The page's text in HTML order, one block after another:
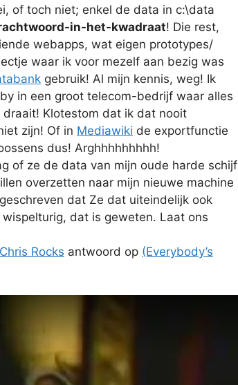
of toch niet; enkel de data in c:\data
in-het-kwadraat! Die rest,
webapps, wat eigen prototypes/
waar ik voor mezelf aan bezig was
gebruik! Al mijn kennis, weg! Ik
in een groot telecom-bedrijf waar alles
Klotestom dat ik dat nooit
zijn! Of in Mediawiki de exportfunctie
dus! Arghhhhhhhhh!
of ze de data van mijn oude harde schijf
overzetten naar mijn nieuwe machine
dat Ze dat uiteindelijk ook
dat is geweten. Laat ons
Chris Rocks antwoord op (Everybody’s